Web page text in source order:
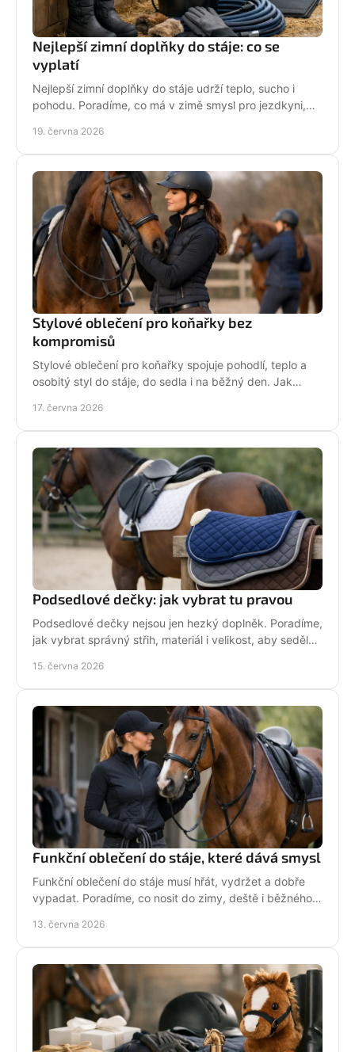
Nejlepší zimní doplňky do stáje: co se
vyplatí
Nejlepší zimní doplňky do stáje udrží teplo, sucho i
pohodu. Poradíme, co má v zimě smysl pro jezdkyni,
19. června 2026
Stylové oblečení pro koňařky bez
kompromisů
Stylové oblečení pro koňařky spojuje pohodlí, teplo a
osobitý styl do stáje, do sedla i na běžný den. Jak
17. června 2026
Podsedlové dečky: jak vybrat tu pravou
Podsedlové dečky nejsou jen hezký doplněk. Poradíme,
jak vybrat správný střih, materiál i velikost, aby seděly
15. června 2026
Funkční oblečení do stáje, které dává smysl
Funkční oblečení do stáje musí hřát, vydržet a dobře
vypadat. Poradíme, co nosit do zimy, deště i běžného
13. června 2026